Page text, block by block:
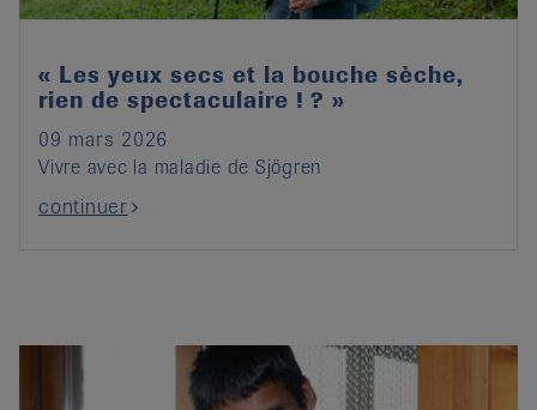
« Les yeux secs et la bouche sèche,
rien de spectaculaire ! ? »
09 mars 2026
Vivre avec la maladie de Sjögren
continuer